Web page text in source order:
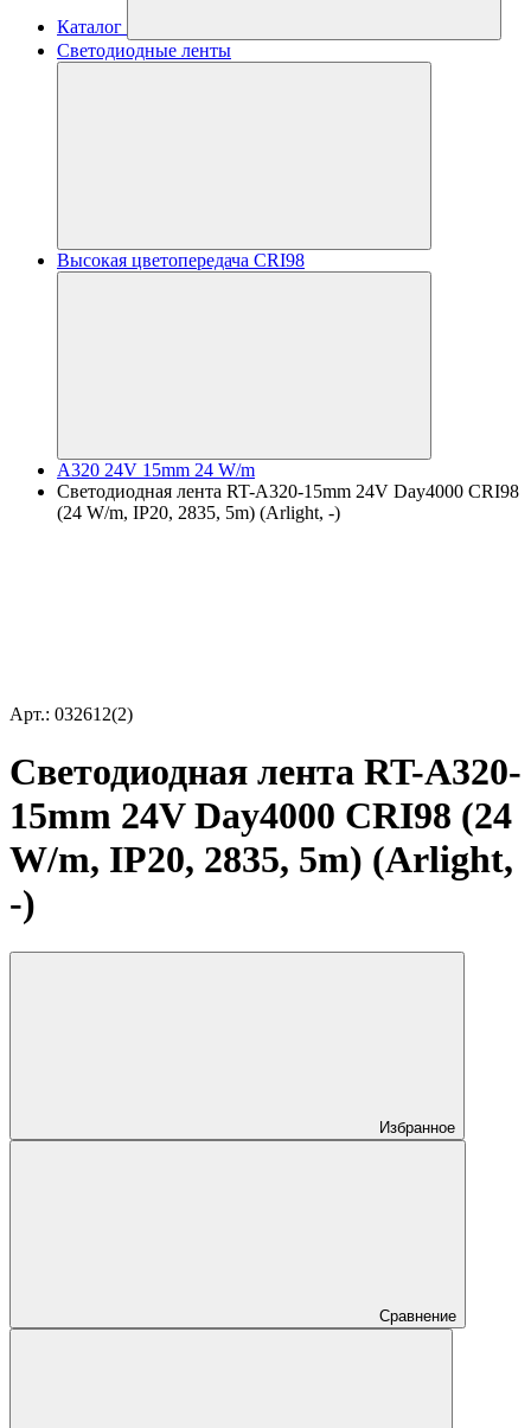
Каталог
Светодиодные ленты
Высокая цветопередача CRI98
A320 24V 15mm 24 W/m
Светодиодная лента RT-A320-15mm 24V Day4000 CRI98
(24 W/m, IP20, 2835, 5m) (Arlight, -)
Арт.: 032612(2)
Светодиодная лента RT-A320-
15mm 24V Day4000 CRI98 (24
W/m, IP20, 2835, 5m) (Arlight,
-)
Избранное
Сравнение